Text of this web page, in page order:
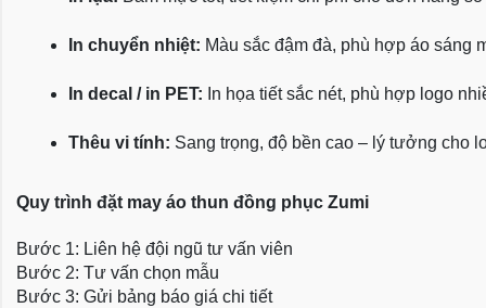
In chuyển nhiệt: Màu sắc đậm đà, phù hợp áo sáng
In decal / in PET: In họa tiết sắc nét, phù hợp logo
Thêu vi tính: Sang trọng, độ bền cao – lý tưởng cho
Quy trình đặt may áo thun đồng phục Zumi
Bước 1: Liên hệ đội ngũ tư vấn viên
Bước 2: Tư vấn chọn mẫu
Bước 3: Gửi bảng báo giá chi tiết